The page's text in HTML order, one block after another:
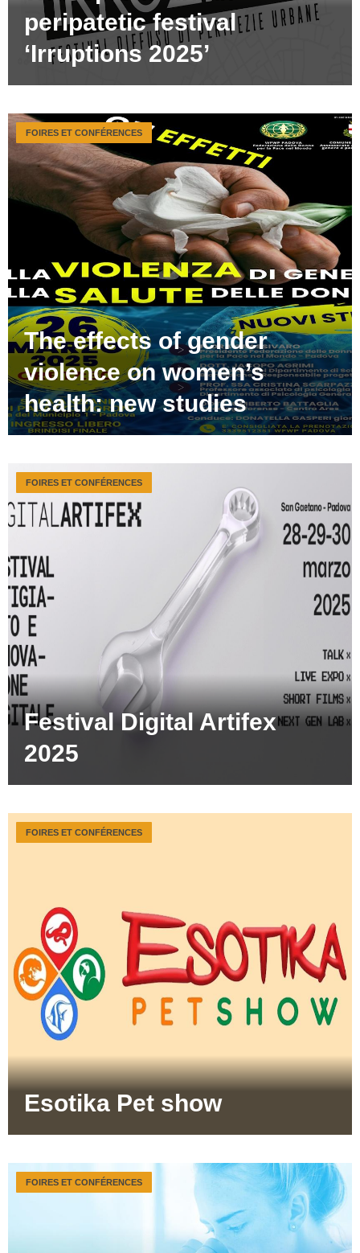
peripatetic festival
‘Irruptions 2025’
The effects of gender
violence on women’s
health: new studies
FOIRES ET CONFÉRENCES
Festival Digital Artifex
2025
FOIRES ET CONFÉRENCES
Esotika Pet show
FOIRES ET CONFÉRENCES
FOIRES ET CONFÉRENCES